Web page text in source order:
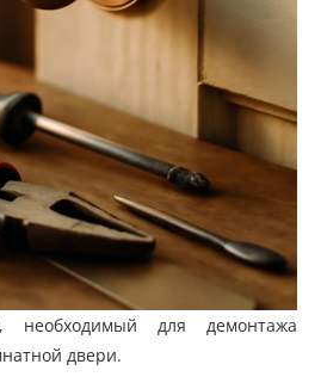
необходимый для демонтажа
двери.